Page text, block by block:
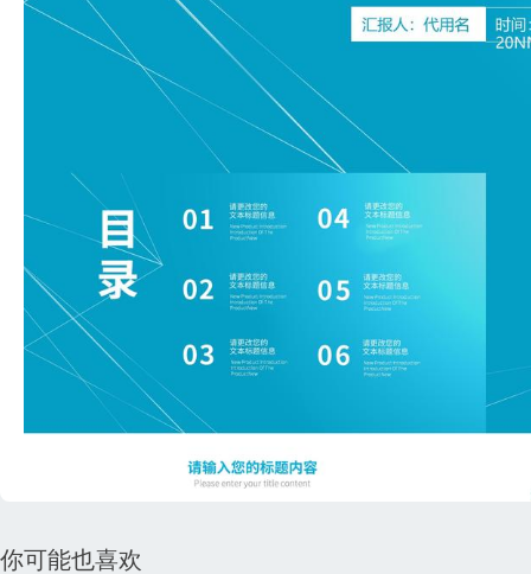
你可能也喜欢